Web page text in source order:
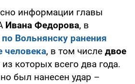
информации главы
Ивана Федорова, в
по Вольнянску ранения
человека, в том числе двое
которых всего два года.
был нанесен удар –